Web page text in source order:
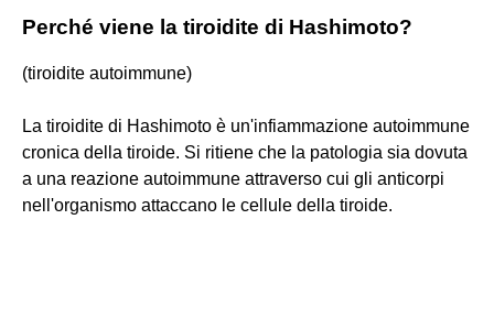
Perché viene la tiroidite di Hashimoto?
(tiroidite autoimmune)
La tiroidite di Hashimoto è un'infiammazione autoimmune
cronica della tiroide. Si ritiene che la patologia sia dovuta
a una reazione autoimmune attraverso cui gli anticorpi
nell'organismo attaccano le cellule della tiroide.